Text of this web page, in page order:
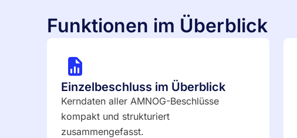
Funktionen im Überblick
Einzelbeschluss im Überblick
Kerndaten aller AMNOG-Beschlüsse
kompakt und strukturiert
zusammengefasst.